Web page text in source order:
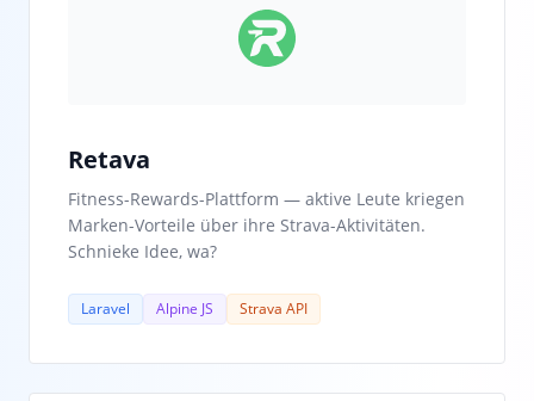
Retava
Fitness-Rewards-Plattform — aktive Leute kriegen
Marken-Vorteile über ihre Strava-Aktivitäten.
Schnieke Idee, wa?
Laravel Alpine JS Strava API